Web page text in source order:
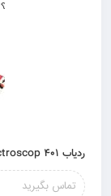
ردیاب 401 Electroscop الکتروسکوپ 401 دیجیتال
تماس بگیرید